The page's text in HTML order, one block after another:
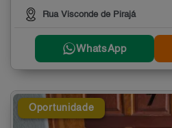
Rua Visconde de Pirajá
WhatsApp
Oportunidade